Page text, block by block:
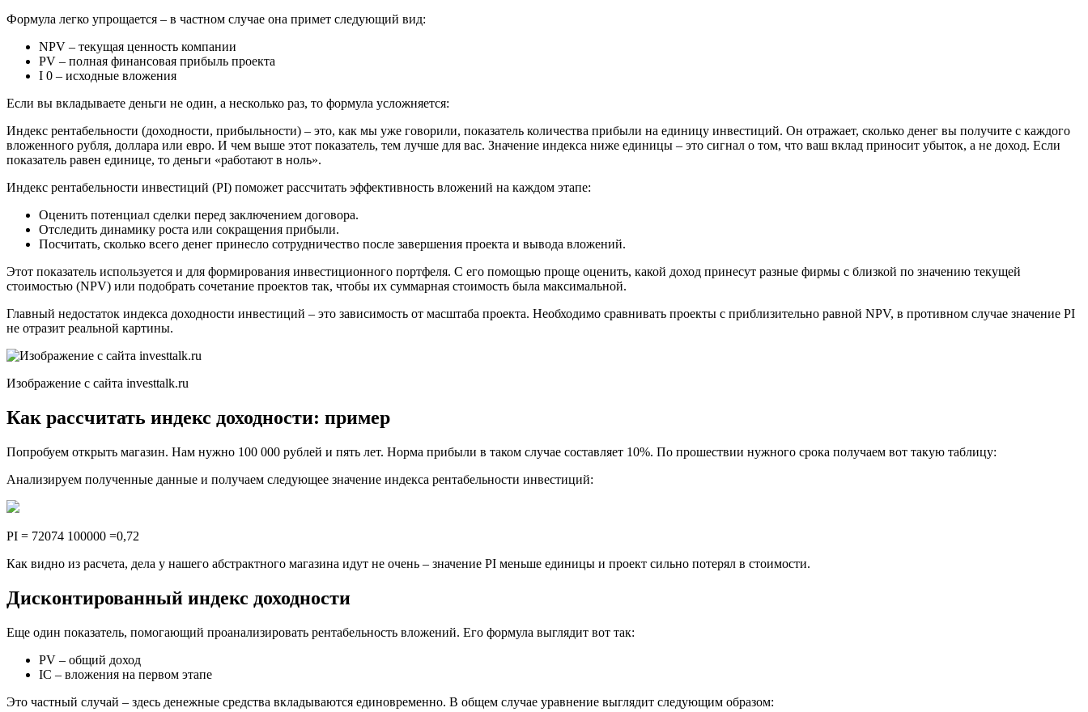
Формула легко упрощается – в частном случае она примет следующий вид:
NPV – текущая ценность компании
PV – полная финансовая прибыль проекта
I 0 – исходные вложения
Если вы вкладываете деньги не один, а несколько раз, то формула усложняется:
Индекс рентабельности (доходности, прибыльности) – это, как мы уже говорили, показатель количества прибыли на единицу инвестиций. Он отражает, сколько денег вы получите с каждого
вложенного рубля, доллара или евро. И чем выше этот показатель, тем лучше для вас. Значение индекса ниже единицы – это сигнал о том, что ваш вклад приносит убыток, а не доход. Если
показатель равен единице, то деньги «работают в ноль».
Индекс рентабельности инвестиций (PI) поможет рассчитать эффективность вложений на каждом этапе:
Оценить потенциал сделки перед заключением договора.
Отследить динамику роста или сокращения прибыли.
Посчитать, сколько всего денег принесло сотрудничество после завершения проекта и вывода вложений.
Этот показатель используется и для формирования инвестиционного портфеля. С его помощью проще оценить, какой доход принесут разные фирмы с близкой по значению текущей
стоимостью (NPV) или подобрать сочетание проектов так, чтобы их суммарная стоимость была максимальной.
Главный недостаток индекса доходности инвестиций – это зависимость от масштаба проекта. Необходимо сравнивать проекты с приблизительно равной NPV, в противном случае значение PI
не отразит реальной картины.
Изображение с сайта investtalk.ru
Как рассчитать индекс доходности: пример
Попробуем открыть магазин. Нам нужно 100 000 рублей и пять лет. Норма прибыли в таком случае составляет 10%. По прошествии нужного срока получаем вот такую таблицу:
Анализируем полученные данные и получаем следующее значение индекса рентабельности инвестиций:
PI = 72074 100000 =0,72
Как видно из расчета, дела у нашего абстрактного магазина идут не очень – значение PI меньше единицы и проект сильно потерял в стоимости.
Дисконтированный индекс доходности
Еще один показатель, помогающий проанализировать рентабельность вложений. Его формула выглядит вот так:
PV – общий доход
IC – вложения на первом этапе
Это частный случай – здесь денежные средства вкладываются единовременно. В общем случае уравнение выглядит следующим образом: